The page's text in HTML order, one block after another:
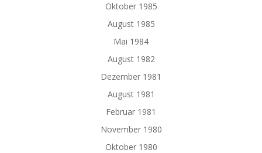
Oktober 1985
August 1985
Mai 1984
August 1982
Dezember 1981
August 1981
Februar 1981
November 1980
Oktober 1980